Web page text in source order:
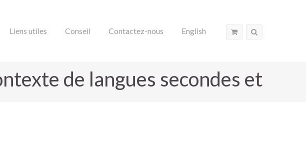
Liens utiles Conseil Contactez-nous English
de langues secondes et